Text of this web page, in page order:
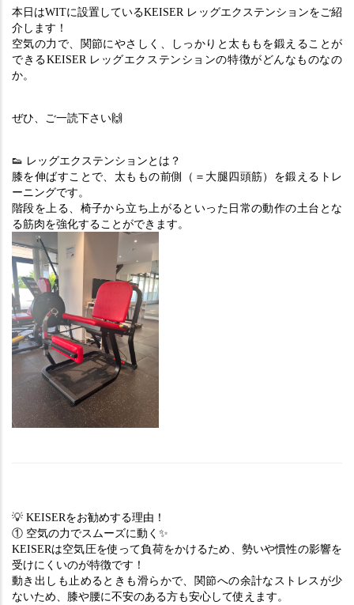
本日はWITに設置しているKEISER レッグエクステンションをご紹
介します！
空気の力で、関節にやさしく、しっかりと太ももを鍛えることが
できるKEISER レッグエクステンションの特徴がどんなものなの
か。
ぜひ、ご一読下さい🙌
👟 レッグエクステンションとは？
膝を伸ばすことで、太ももの前側（＝大腿四頭筋）を鍛えるトレ
ーニングです。
階段を上る、椅子から立ち上がるといった日常の動作の土台とな
る筋肉を強化することができます。
💡 KEISERをお勧めする理由！
① 空気の力でスムーズに動く✨
KEISERは空気圧を使って負荷をかけるため、勢いや慣性の影響を
受けにくいのが特徴です！
動き出しも止めるときも滑らかで、関節への余計なストレスが少
ないため、膝や腰に不安のある方も安心して使えます。